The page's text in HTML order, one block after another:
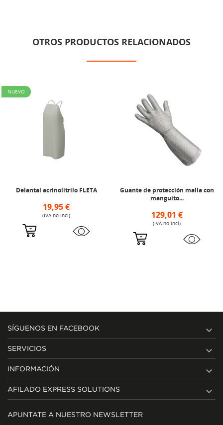
OTROS PRODUCTOS RELACIONADOS
NUEVO
Delantal acrinolitrilo FLETA
19,95 €
(IVA no incl)
Guante de protección malla con
manguito...
129,01 €
(IVA no incl)
SÍGUENOS EN FACEBOOK 
SERVICIOS 
INFORMACIÓN 
AFILADO EXPRESS SOLUTIONS 
APUNTATE A NUESTRO NEWSLETTER